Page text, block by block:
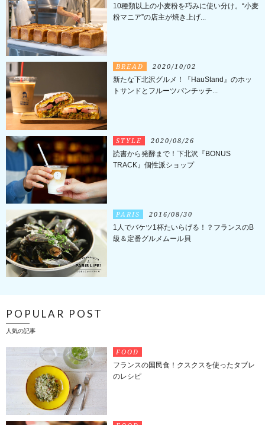
10種類以上の小麦粉を巧みに使い分け。“小麦
粉マニア”の店主が焼き上げ...
BREAD 2020/10/02
新たな下北沢グルメ！『HauStand』のホッ
トサンドとフルーツパンチッチ...
STYLE 2020/08/26
読書から発酵まで！下北沢『BONUS
TRACK』個性派ショップ
PARIS 2016/08/30
1人でバケツ1杯たいらげる！？フランスのB
級＆定番グルメムール貝
POPULAR POST
人気の記事
FOOD
フランスの国民食！クスクスを使ったタブレ
のレシピ